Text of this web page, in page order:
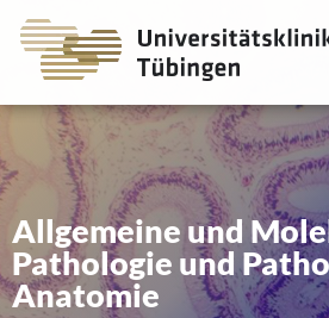
Allgemeine und
Pathologie und
Anatomie
Zum Menü der Einrichtung
HOME
DAS KLINIKUM